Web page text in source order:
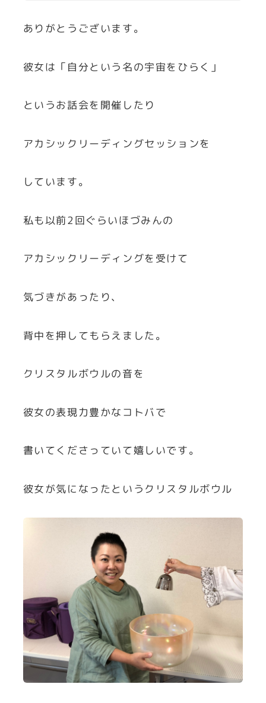
ありがとうございます。
彼女は「自分という名の宇宙をひらく」
というお話会を開催したり
アカシックリーディングセッションを
しています。
私も以前2回ぐらいほづみんの
アカシックリーディングを受けて
気づきがあったり、
背中を押してもらえました。
クリスタルボウルの音を
彼女の表現力豊かなコトバで
書いてくださっていて嬉しいです。
彼女が気になったというクリスタルボウル